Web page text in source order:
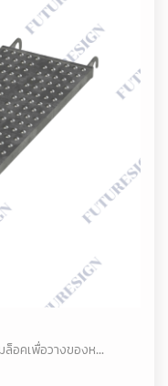
ล็อคเพื่อวางของห...